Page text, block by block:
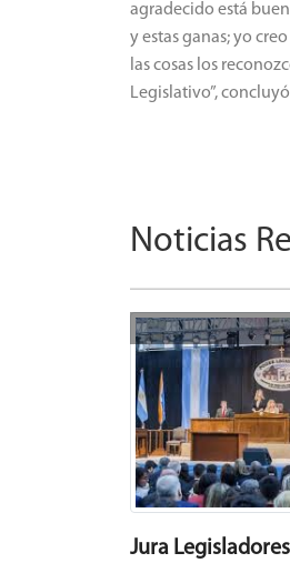
agradecido está
y estas ganas; yo
las cosas los
Legislativo”,
Noticias
Jura